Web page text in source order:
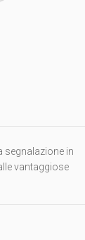
segnalazione in
vantaggiose